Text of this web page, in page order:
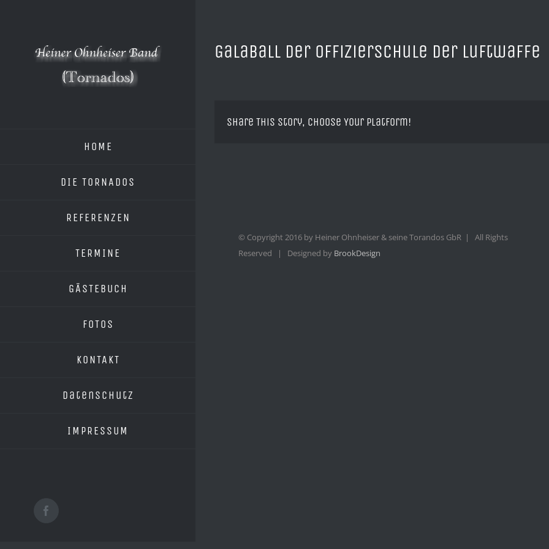
HOME
DIE TORNADOS
REFERENZEN
TERMINE
GÄSTEBUCH
FOTOS
KONTAKT
Datenschutz
IMPRESSUM
Facebook
Galaball der Offizierschule der Luftwaffe
Share This Story, Choose Your Platform!
© Copyright 2016 by Heiner Ohnheiser & seine Torandos GbR | All Rights
Reserved | Designed by BrookDesign